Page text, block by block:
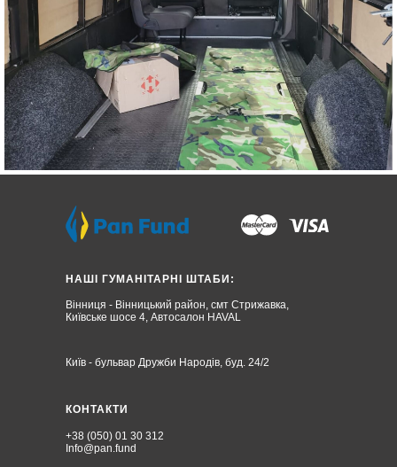
НАШІ ГУМАНІТАРНІ ШТАБИ:
Київ - бульвар Дружби Народів, буд. 24/2
Вінниця - Вінницький район, смт Стрижавка,
Київське шосе 4, Автосалон HAVAL
КОНТАКТИ
+38 (050) 01 30 312
Info@pan.fund